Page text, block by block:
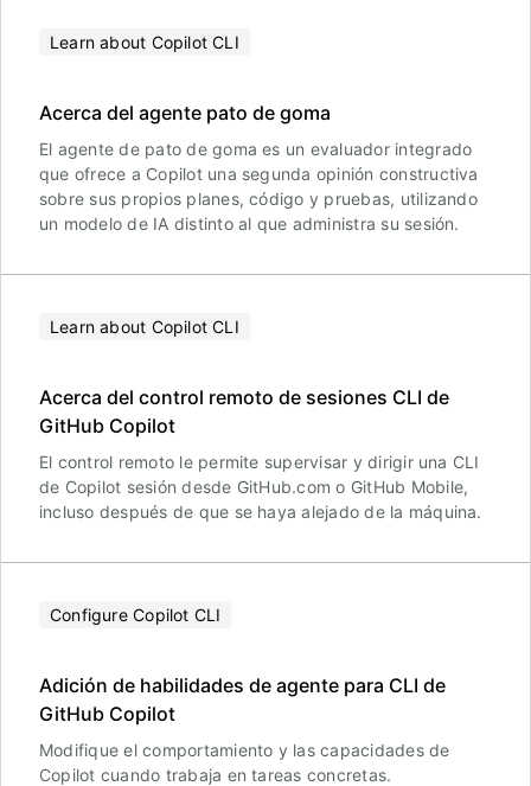
Learn about Copilot CLI
Acerca del agente pato de goma
El agente de pato de goma es un evaluador integrado
que ofrece a Copilot una segunda opinión constructiva
sobre sus propios planes, código y pruebas, utilizando
un modelo de IA distinto al que administra su sesión.
Learn about Copilot CLI
Acerca del control remoto de sesiones CLI de
GitHub Copilot
El control remoto le permite supervisar y dirigir una CLI
de Copilot sesión desde GitHub.com o GitHub Mobile,
incluso después de que se haya alejado de la máquina.
Configure Copilot CLI
Adición de habilidades de agente para CLI de
GitHub Copilot
Modifique el comportamiento y las capacidades de
Copilot cuando trabaja en tareas concretas.